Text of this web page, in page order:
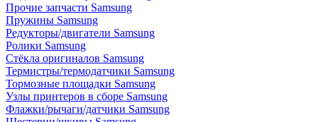
Прочие запчасти Samsung
Пружины Samsung
Редукторы/двигатели Samsung
Ролики Samsung
Стёкла оригиналов Samsung
Термистры/термодатчики Samsung
Тормозные площадки Samsung
Узлы принтеров в сборе Samsung
Флажки/рычаги/датчики Samsung